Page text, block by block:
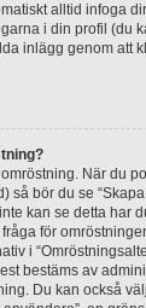
alltid infoga
i din profil (du
inlägg genom att
När du
så bör du se
kan se detta har
för
i
bestäms av
Du kan också